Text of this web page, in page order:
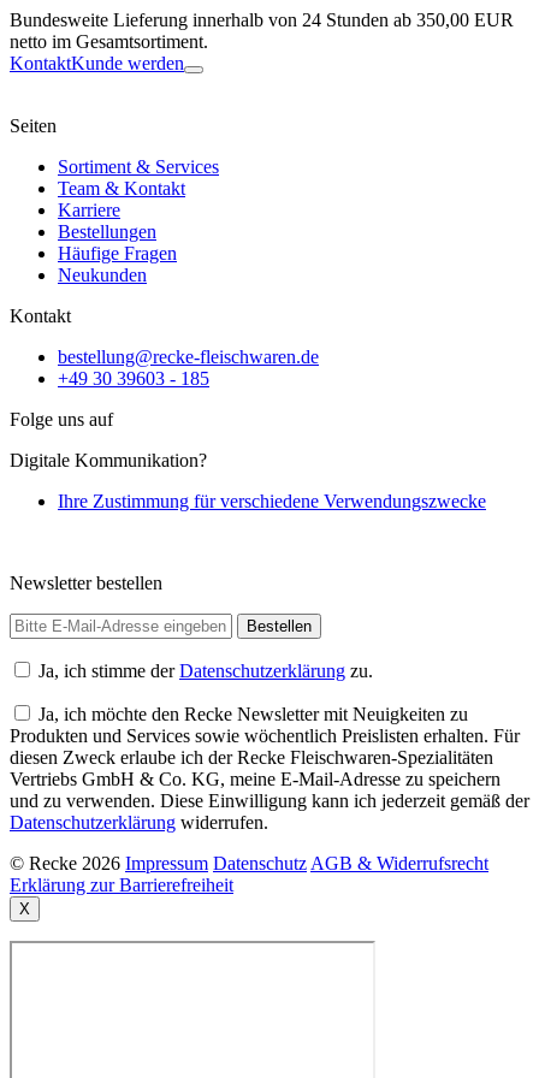
Bundesweite Lieferung innerhalb von 24 Stunden ab 350,00 EUR
netto im Gesamtsortiment.
KontaktKunde werden
Seiten
Sortiment & Services
Team & Kontakt
Karriere
Bestellungen
Häufige Fragen
Neukunden
Kontakt
bestellung@recke-fleischwaren.de
+49 30 39603 - 185
Folge uns auf
Digitale Kommunikation?
Ihre Zustimmung für verschiedene Verwendungszwecke
Newsletter bestellen
Ja, ich stimme derDatenschutzerklärung zu.
Ja, ich möchte den Recke Newsletter mit Neuigkeiten zu
Produkten und Services sowie wöchentlich Preislisten erhalten. Für
diesen Zweck erlaube ich der Recke Fleischwaren-Spezialitäten
Vertriebs GmbH & Co. KG, meine E-Mail-Adresse zu speichern
und zu verwenden. Diese Einwilligung kann ich jederzeit gemäß der
Datenschutzerklärung widerrufen.
© Recke 2026 Impressum Datenschutz AGB & Widerrufsrecht
Erklärung zur Barrierefreiheit
X